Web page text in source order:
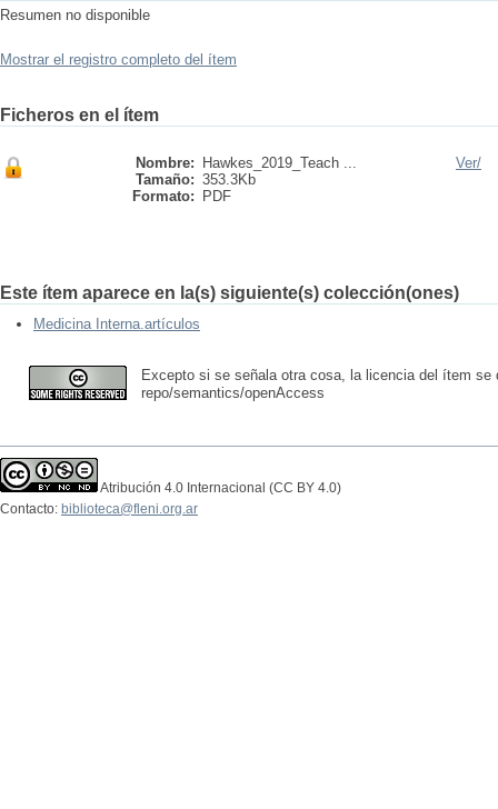
Resumen no disponible
Mostrar el registro completo del ítem
Ficheros en el ítem
Nombre:
Hawkes_2019_Teach ...
Tamaño: 353.3Kb
Formato:
PDF
Ver/
Este ítem aparece en la(s) siguiente(s) colección(ones)
Medicina Interna.artículos
Excepto si se señala otra cosa, la licencia del ítem se
repo/semantics/openAccess
Atribución 4.0 Internacional (CC BY 4.0)
Contacto: biblioteca@fleni.org.ar